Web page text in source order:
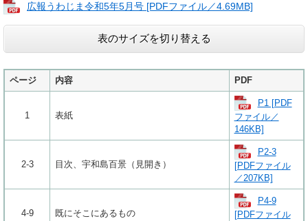
広報うわじま令和5年5月号 [PDFファイル／4.69MB]
表のサイズを切り替える
ページ 内容 PDF
1 表紙
P1 [PDF
ファイル／
146KB]
2-3 目次、宇和島百景（見開き）
P2-3
[PDFファイル
／207KB]
4-9 既にそこにあるもの
P4-9
[PDFファイル